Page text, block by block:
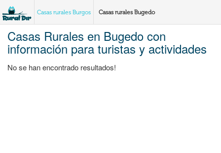
Casas rurales Burgos Casas rurales Bugedo
Casas Rurales en Bugedo con
información para turistas y actividades
No se han encontrado resultados!